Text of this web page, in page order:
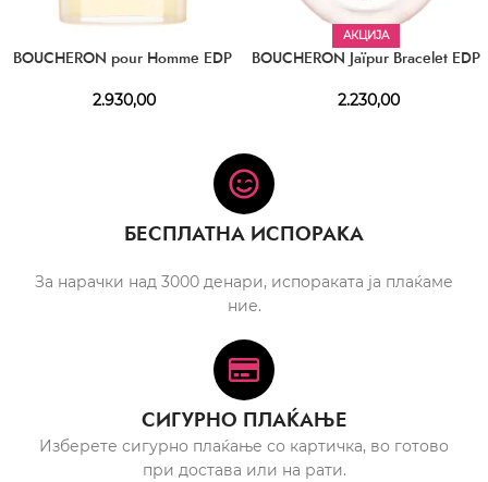
BOUCHERON pour Homme EDP
2.930,00
АКЦИЈА
BOUCHERON Jaïpur Bracelet EDP
2.230,00
БЕСПЛАТНА ИСПОРАКА
За нарачки над 3000 денари, испораката ја плаќаме
ние.
СИГУРНО ПЛАЌАЊЕ
Изберете сигурно плаќање со картичка, во готово
при достава или на рати.